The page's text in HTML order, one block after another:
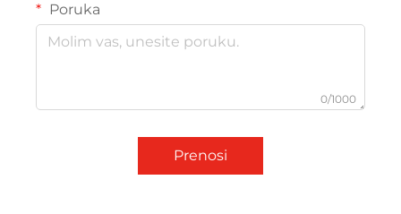
Poruka
0/1000
Prenosi